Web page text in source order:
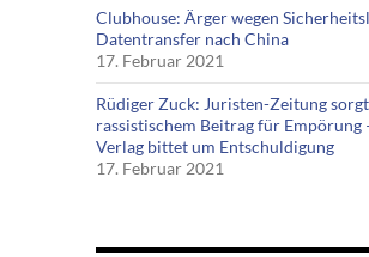
Clubhouse: Ärger wegen
Datentransfer nach China
17. Februar 2021
Rüdiger Zuck: Juristen-Zeitung
rassistischem Beitrag für Empörung
Verlag bittet um Entschuldigung
17. Februar 2021